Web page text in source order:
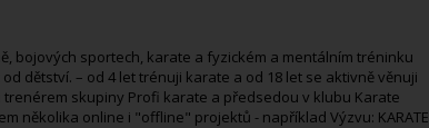
bojových sportech, karate a fyzickém a mentálním tréninku
dětství. – od 4 let trénuji karate a od 18 let se aktivně věnuji
trenérem skupiny Profi karate a předsedou v klubu Karate
několika online i "offline" projektů - například Výzvu: KARATE